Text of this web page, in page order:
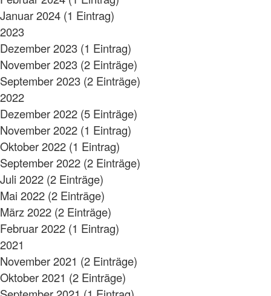
Januar 2024 (1 Eintrag)
2023
Dezember 2023 (1 Eintrag)
November 2023 (2 Einträge)
September 2023 (2 Einträge)
2022
Dezember 2022 (5 Einträge)
November 2022 (1 Eintrag)
Oktober 2022 (1 Eintrag)
September 2022 (2 Einträge)
Juli 2022 (2 Einträge)
Mai 2022 (2 Einträge)
März 2022 (2 Einträge)
Februar 2022 (1 Eintrag)
2021
November 2021 (2 Einträge)
Oktober 2021 (2 Einträge)